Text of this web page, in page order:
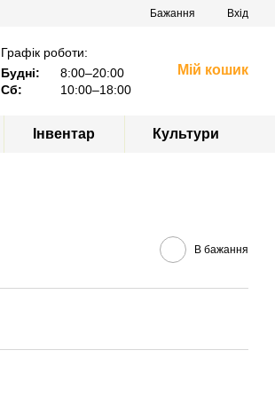
Бажання Вхід
Графік роботи:
Будні:
8:00–20:00
Сб:
10:00–18:00
Мій кошик
Інвентар Культури
В бажання